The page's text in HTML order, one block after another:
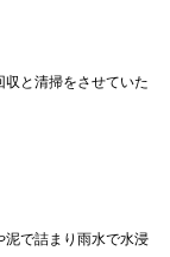
と清掃をさせていた
泥で詰まり雨水で水浸